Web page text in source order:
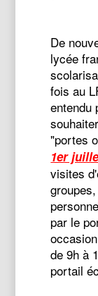
De
lycée
fois au
entendu
"portes
1er
visites
par le
de 9h à
portail